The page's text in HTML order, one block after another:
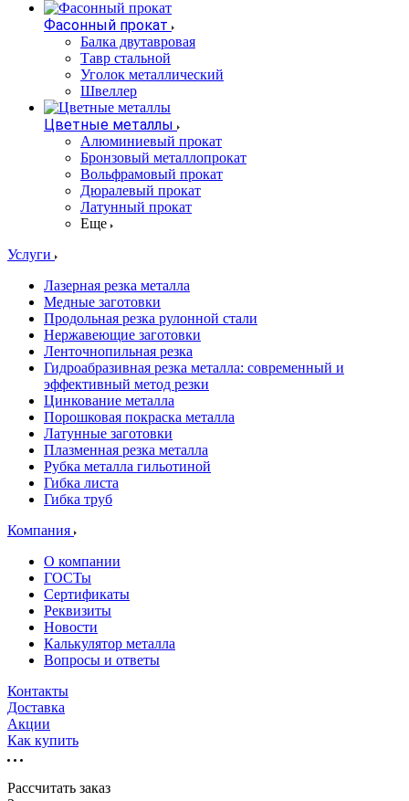
Фасонный прокат
Балка двутавровая
Тавр стальной
Уголок металлический
Швеллер
Цветные металлы
Алюминиевый прокат
Бронзовый металлопрокат
Вольфрамовый прокат
Дюралевый прокат
Латунный прокат
Еще
Услуги
Лазерная резка металла
Медные заготовки
Продольная резка рулонной стали
Нержавеющие заготовки
Ленточнопильная резка
Гидроабразивная резка металла: современный и
эффективный метод резки
Цинкование металла
Порошковая покраска металла
Латунные заготовки
Плазменная резка металла
Рубка металла гильотиной
Гибка листа
Гибка труб
Компания
О компании
ГОСТы
Сертификаты
Реквизиты
Новости
Калькулятор металла
Вопросы и ответы
Контакты
Доставка
Акции
Как купить
Рассчитать заказ